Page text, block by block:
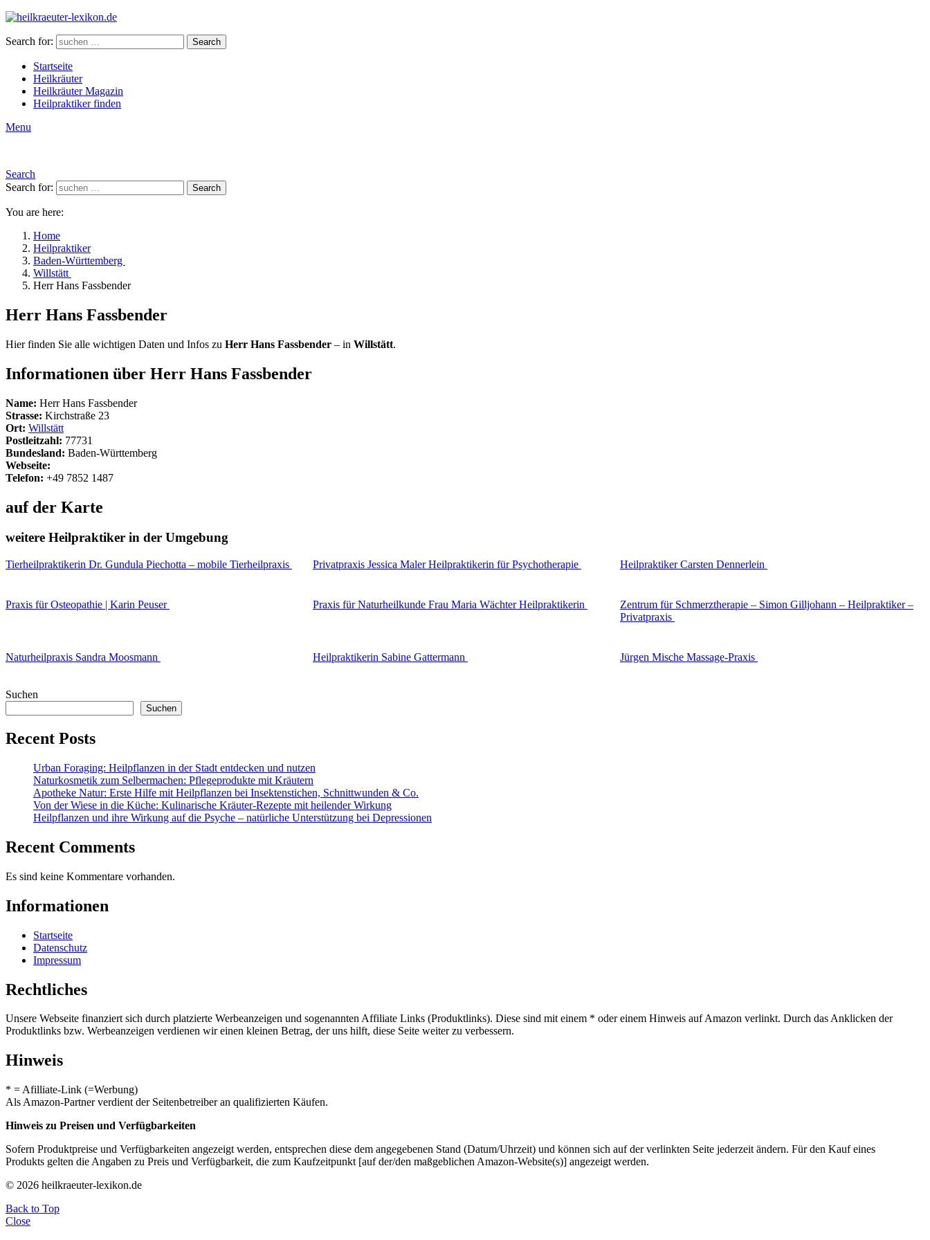
Search for: Search
Startseite
Heilkräuter
Heilkräuter Magazin
Heilpraktiker finden
Menu
Search
Search for:
Search
You are here:
Home
Heilpraktiker
Baden-Württemberg
Willstätt
Herr Hans Fassbender
Herr Hans Fassbender
Hier finden Sie alle wichtigen Daten und Infos zu Herr Hans Fassbender – in Willstätt.
Informationen über Herr Hans Fassbender
Name: Herr Hans Fassbender
Strasse: Kirchstraße 23
Ort: Willstätt
Postleitzahl: 77731
Bundesland: Baden-Württemberg
Webseite:
Telefon: +49 7852 1487
auf der Karte
weitere Heilpraktiker in der Umgebung
Tierheilpraktikerin Dr. Gundula Piechotta – mobile Tierheilpraxis Privatpraxis Jessica Maler Heilpraktikerin für Psychotherapie Heilpraktiker Carsten Dennerlein
Praxis für Osteopathie | Karin Peuser Praxis für Naturheilkunde Frau Maria Wächter Heilpraktikerin
Zentrum für Schmerztherapie – Simon Gilljohann – Heilpraktiker –
Privatpraxis
Naturheilpraxis Sandra Moosmann Heilpraktikerin Sabine Gattermann Jürgen Mische Massage-Praxis
Suchen
Suchen
Recent Posts
Urban Foraging: Heilpflanzen in der Stadt entdecken und nutzen
Naturkosmetik zum Selbermachen: Pflegeprodukte mit Kräutern
Apotheke Natur: Erste Hilfe mit Heilpflanzen bei Insektenstichen, Schnittwunden & Co.
Von der Wiese in die Küche: Kulinarische Kräuter-Rezepte mit heilender Wirkung
Heilpflanzen und ihre Wirkung auf die Psyche – natürliche Unterstützung bei Depressionen
Recent Comments
Es sind keine Kommentare vorhanden.
Informationen
Startseite
Datenschutz
Impressum
Rechtliches
Unsere Webseite finanziert sich durch platzierte Werbeanzeigen und sogenannten Affiliate Links (Produktlinks). Diese sind mit einem * oder einem Hinweis auf Amazon verlinkt. Durch das Anklicken der
Produktlinks bzw. Werbeanzeigen verdienen wir einen kleinen Betrag, der uns hilft, diese Seite weiter zu verbessern.
Hinweis
* = Afilliate-Link (=Werbung)
Als Amazon-Partner verdient der Seitenbetreiber an qualifizierten Käufen.
Hinweis zu Preisen und Verfügbarkeiten
Sofern Produktpreise und Verfügbarkeiten angezeigt werden, entsprechen diese dem angegebenen Stand (Datum/Uhrzeit) und können sich auf der verlinkten Seite jederzeit ändern. Für den Kauf eines
Produkts gelten die Angaben zu Preis und Verfügbarkeit, die zum Kaufzeitpunkt [auf der/den maßgeblichen Amazon-Website(s)] angezeigt werden.
© 2026 heilkraeuter-lexikon.de
Back to Top
Close